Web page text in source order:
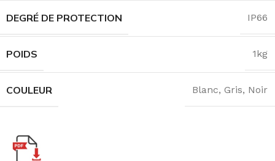
DEGRÉ DE PROTECTION IP66
POIDS 1kg
COULEUR Blanc, Gris, Noir